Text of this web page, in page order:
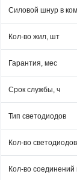
Силовой шнур в
Кол-во жил, шт
Гарантия, мес
Срок службы, ч
Тип светодиодов
Кол-во
Кол-во